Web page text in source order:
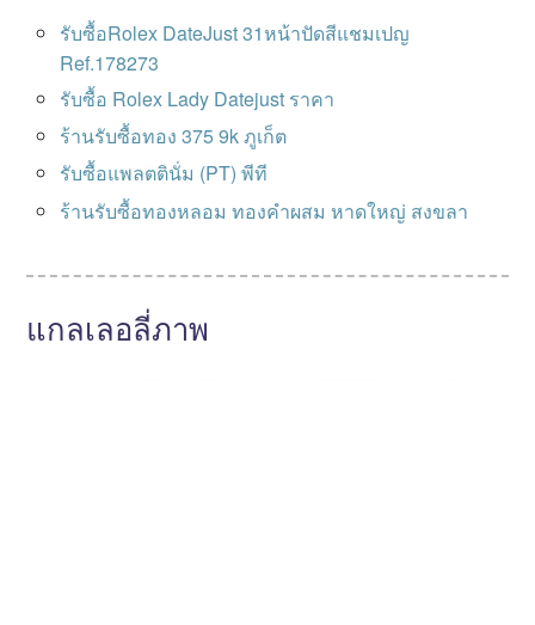
รับซื้อRolex DateJust 31หน้าปัดสีแชมเปญ
Ref.178273
รับซื้อ Rolex Lady Datejust ราคา
ร้านรับซื้อทอง 375 9k ภูเก็ต
รับซื้อแพลตตินั่ม (PT) พีที
ร้านรับซื้อทองหลอม ทองคำผสม หาดใหญ่ สงขลา
แกลเลอลี่ภาพ